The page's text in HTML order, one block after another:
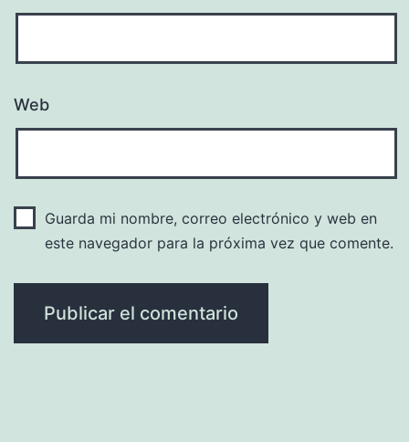
Web
Guarda mi nombre, correo electrónico y web en
este navegador para la próxima vez que comente.